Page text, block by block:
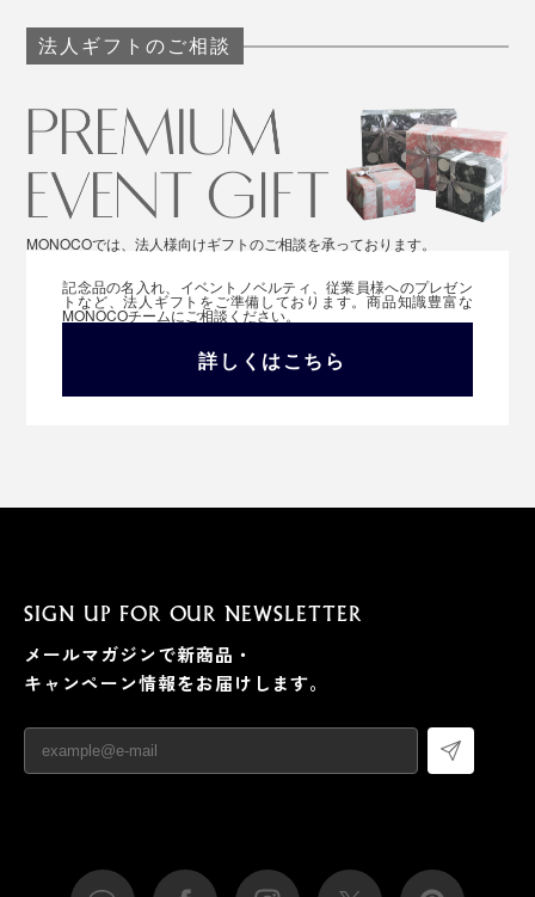
法人ギフトのご相談
MONOCOでは、法人様向けギフトのご相談を承っております。
記念品の名入れ、イベントノベルティ、従業員様へのプレゼン
トなど、法人ギフトをご準備しております。商品知識豊富な
MONOCOチームにご相談ください。
詳しくはこちら
SIGN UP FOR OUR NEWSLETTER
メールマガジンで新商品・
キャンペーン情報をお届けします。